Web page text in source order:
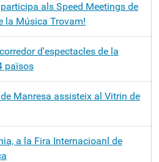
als Speed Meetings de
la Música Trovam!
d'espectacles de la
països
Manresa assisteix al Vitrin de
a la Fira Internacioanl de